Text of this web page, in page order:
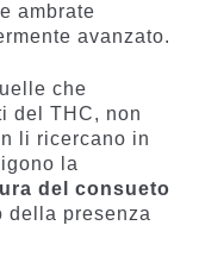
ambrate
avanzato.
che
del THC, non
li ricercano in
la
del consueto
della presenza